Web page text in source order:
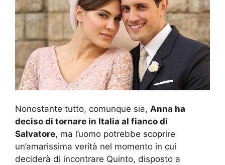
Nonostante tutto, comunque sia, Anna ha
deciso di tornare in Italia al fianco di
Salvatore, ma l’uomo potrebbe scoprire
un’amarissima verità nel momento in cui
deciderà di incontrare Quinto, disposto a